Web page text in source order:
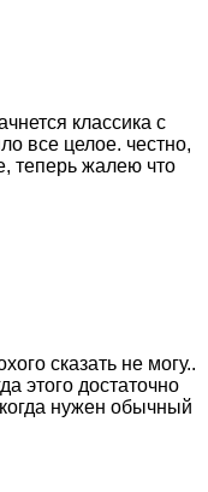
классика с
все целое. честно,
теперь жалею что
сказать не могу..
этого достаточно
нужен обычный